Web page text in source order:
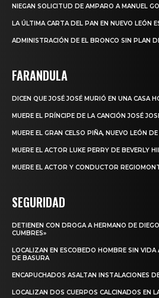
NIEGAN SOLICITUD DE AMPARO A MANUEL
LA ÚLTIMA CARTA DEL PAN EN NUEVO LEÓN
ADMINISTRACIÓN DE EL BRONCO SIN PLAN
FARANDULA
DICEN QUE JOSÉ JOSÉ MURIÓ EN UNA CASA
MUERE EL PRÍNCIPE DE LA CANCIÓN JOSÉ
MUERE EL GRAN CELSO PIÑA, NUEVO LEÓN
MUERE EL ACTOR LUKE PERRY DE BEVERLY
MUERE EL ACTOR Y CONDUCTOR
SEGURIDAD
DETIENEN CON DROGA A HERMANO DE
CUMBRES»
LOCALIZAN EN ESCOBEDO HOMBRE SIN
DE BASURA
ENCAPUCHADOS ASALTAN INSTALACIONES
LOCALIZAN DOS CUERPOS CALCINADOS EN